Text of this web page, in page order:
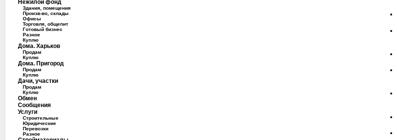
Нежилой фонд
Здания, помещения
Произв-во, склады
Офисы
Торговля, общепит
Готовый бизнес
Разное
Куплю
Дома. Харьков
Продам
Куплю
Дома. Пригород
Продам
Куплю
Дачи, участки
Продам
Куплю
Обмен
Сообщения
Услуги
Строительные
Юридические
Перевозки
Разное